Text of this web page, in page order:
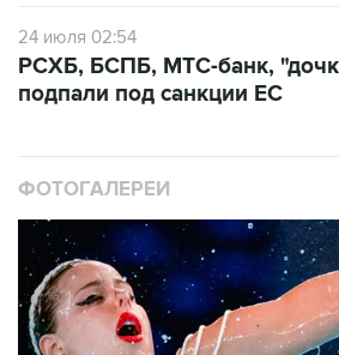
24 июля 02:54
РСХБ, БСПБ, МТС-банк,
подпали под санкции ЕС
ФОТОГАЛЕРЕИ